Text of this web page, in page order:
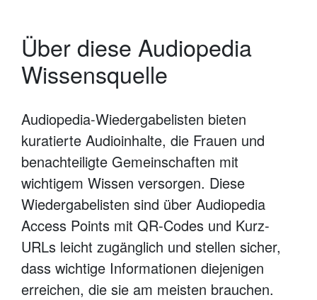
Über diese Audiopedia
Wissensquelle
Audiopedia-Wiedergabelisten bieten
kuratierte Audioinhalte, die Frauen und
benachteiligte Gemeinschaften mit
wichtigem Wissen versorgen. Diese
Wiedergabelisten sind über Audiopedia
Access Points mit QR-Codes und Kurz-
URLs leicht zugänglich und stellen sicher,
dass wichtige Informationen diejenigen
erreichen, die sie am meisten brauchen.